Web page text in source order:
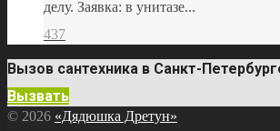
делу. Заявка: в унитазе...
437
Вызов сантехника в Санкт-
Вызвать
© 2026 «Дядюшка Дретун»